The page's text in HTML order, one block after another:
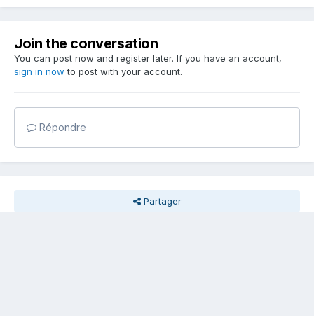
Join the conversation
You can post now and register later. If you have an account,
sign in now to post with your account.
Répondre
Partager